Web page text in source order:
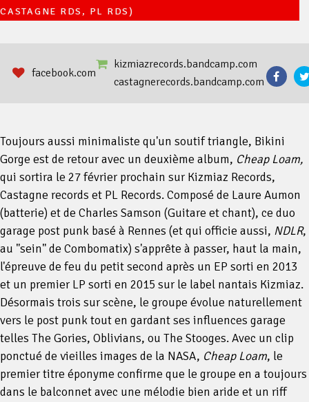
CASTAGNE RDS, PL RDS)
facebook.com
kizmiazrecords.bandcamp.com
castagnerecords.bandcamp.com
Toujours aussi minimaliste qu'un soutif triangle, Bikini
Gorge est de retour avec un deuxième album, Cheap Loam,
qui sortira le 27 février prochain sur Kizmiaz Records,
Castagne records et PL Records. Composé de Laure Aumon
(batterie) et de Charles Samson (Guitare et chant), ce duo
garage post punk basé à Rennes (et qui officie aussi, NDLR,
au "sein" de Combomatix) s'apprête à passer, haut la main,
l'épreuve de feu du petit second après un EP sorti en 2013
et un premier LP sorti en 2015 sur le label nantais Kizmiaz.
Désormais trois sur scène, le groupe évolue naturellement
vers le post punk tout en gardant ses influences garage
telles The Gories, Oblivians, ou The Stooges. Avec un clip
ponctué de vieilles images de la NASA, Cheap Loam, le
premier titre éponyme confirme que le groupe en a toujours
dans le balconnet avec une mélodie bien aride et un riff